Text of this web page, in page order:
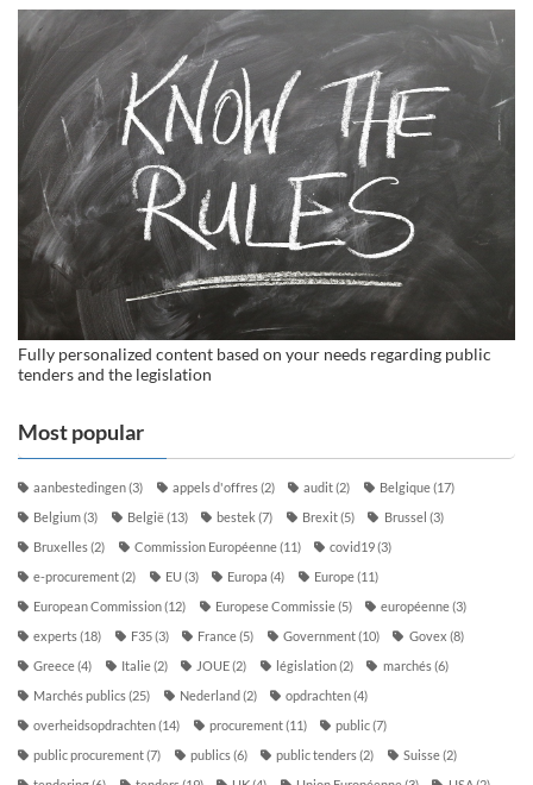
Fully personalized content based on your needs regarding public
tenders and the legislation
Most popular
aanbestedingen(3) appels d'offres(2) audit(2) Belgique(17)
Belgium(3) België(13) bestek (7) Brexit(5) Brussel (3)
Bruxelles(2) Commission Européenne(11) covid19(3)
e-procurement(2) EU(3) Europa (4) Europe(11)
European Commission(12) Europese Commissie(5) européenne(3)
experts(18) F35(3) France(5) Government(10) Govex (8)
Greece(4) Italie(2) JOUE(2) législation(2) marchés(6)
Marchés publics(25) Nederland (2) opdrachten(4)
overheidsopdrachten(14) procurement(11) public(7)
public procurement(7) publics(6) public tenders(2) Suisse(2)